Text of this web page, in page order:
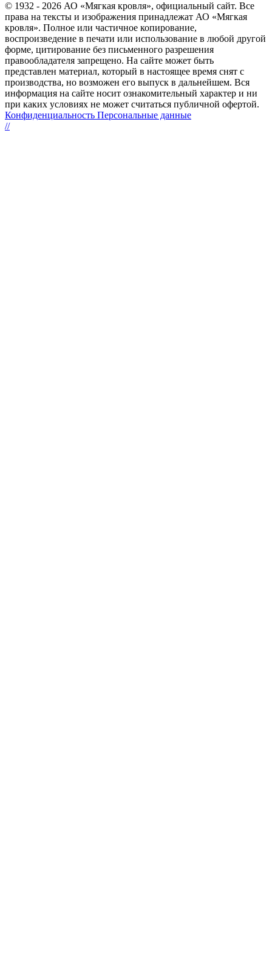
© 1932 - 2026 АО «Мягкая кровля», официальный сайт. Все
права на тексты и изображения принадлежат АО «Мягкая
кровля». Полное или частичное копирование,
воспроизведение в печати или использование в любой другой
форме, цитирование без письменного разрешения
правообладателя запрещено. На сайте может быть
представлен материал, который в настоящее время снят с
производства, но возможен его выпуск в дальнейшем. Вся
информация на сайте носит ознакомительный характер и ни
при каких условиях не может считаться публичной офертой.
Конфиденциальность Персональные данные
//